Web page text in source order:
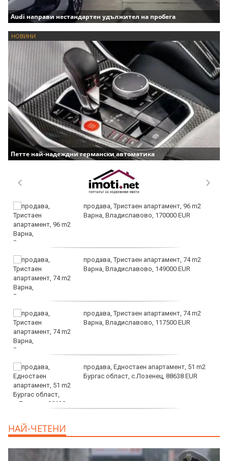
Audi направи нестандартен удължител на пробега
НОВИНИ
Петте най-надеждни германски автоматика
продава, Тристаен апартамент, 96 m2
Варна, Владиславово, 170000 EUR
продава, Тристаен апартамент, 74 m2
Варна, Владиславово, 149000 EUR
продава, Тристаен апартамент, 74 m2
Варна, Владиславово, 117500 EUR
продава, Едностаен апартамент, 51 m2
Бургас област, с.Лозенец, 88638 EUR
EUR
НАЙ-ЧЕТЕНИ